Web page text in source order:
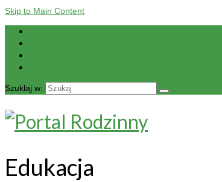
Skip to Main Content
Szuklaj w:
Edukacja